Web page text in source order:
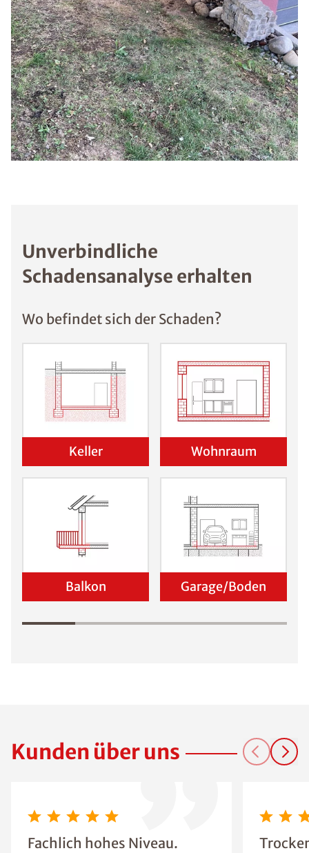
Unverbindliche
Schadensanalyse erhalten
Wo befindet sich der Schaden?
Keller Wohnraum
Balkon Garage/Boden
Kunden über uns
Fachlich hohes Niveau.